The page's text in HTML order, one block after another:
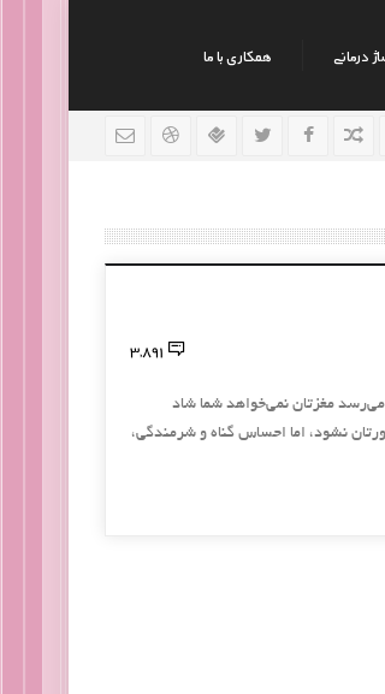
درمانی همکاری با ما
نکات جالب روانشناسی
3,891
مغزتان نمی‌خواهد شما شاد
نشود، اما احساس گناه و شرمندگی،